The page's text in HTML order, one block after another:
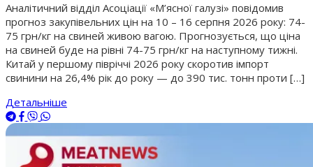
Аналітичний відділ Асоціації «М’ясної галузі» повідомив
прогноз закупівельних цін на 10 – 16 серпня 2026 року: 74-
75 грн/кг на свиней живою вагою. Прогнозується, що ціна
на свиней буде на рівні 74-75 грн/кг на наступному тижні.
Китай у першому півріччі 2026 року скоротив імпорт
свинини на 26,4% рік до року — до 390 тис. тонн проти […]
Детальніше